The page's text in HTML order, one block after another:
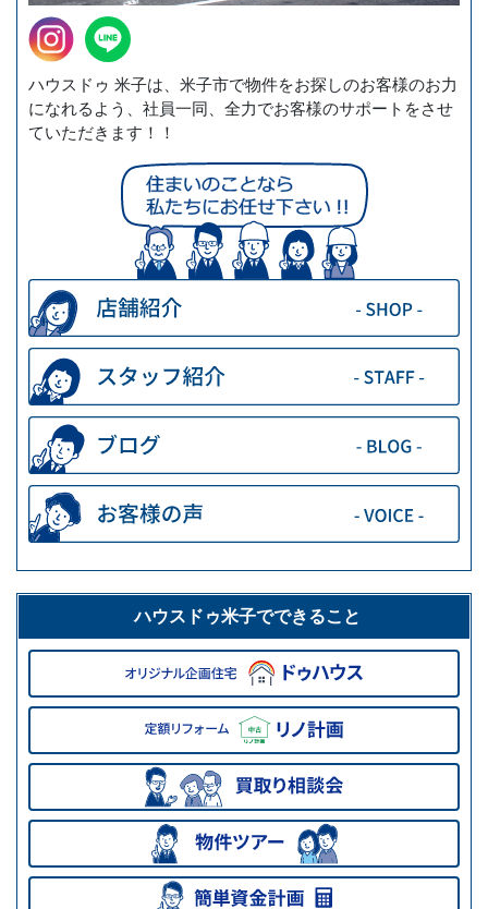
ハウスドゥ 米子は、米子市で物件をお探しのお客様のお力
になれるよう、社員一同、全力でお客様のサポートをさせ
ていただきます！！
ハウスドゥ米子でできること